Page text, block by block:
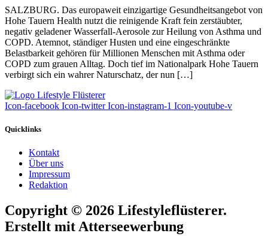
SALZBURG. Das europaweit einzigartige Gesundheitsangebot von
Hohe Tauern Health nutzt die reinigende Kraft fein zerstäubter,
negativ geladener Wasserfall-Aerosole zur Heilung von Asthma und
COPD. Atemnot, ständiger Husten und eine eingeschränkte
Belastbarkeit gehören für Millionen Menschen mit Asthma oder
COPD zum grauen Alltag. Doch tief im Nationalpark Hohe Tauern
verbirgt sich ein wahrer Naturschatz, der nun […]
Icon-facebook Icon-twitter Icon-instagram-1 Icon-youtube-v
Quicklinks
Kontakt
Über uns
Impressum
Redaktion
Copyright © 2026 Lifestyleflüsterer.
Erstellt mit Atterseewerbung